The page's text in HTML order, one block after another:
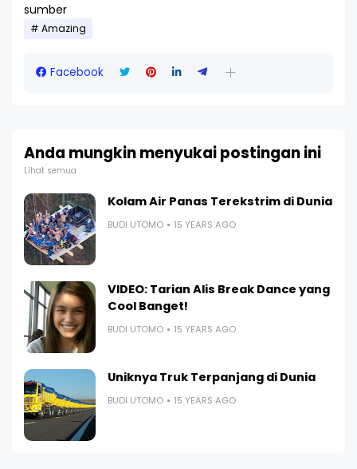
sumber
Amazing
Facebook
Anda mungkin menyukai postingan ini
Lihat semua
Kolam Air Panas Terekstrim di Dunia
BUDI UTOMO 15 YEARS AGO
VIDEO: Tarian Alis Break Dance yang
Cool Banget!
BUDI UTOMO 15 YEARS AGO
Uniknya Truk Terpanjang di Dunia
BUDI UTOMO 15 YEARS AGO